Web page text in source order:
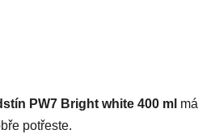
PW7 Bright white 400 ml má
potřeste.